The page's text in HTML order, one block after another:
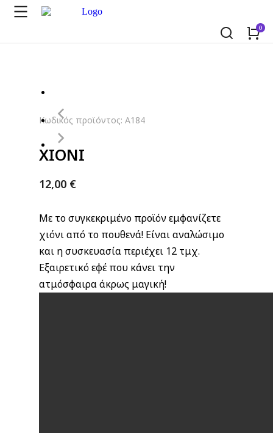
Κωδικός προϊόντος: A184
ΧΙΟΝΙ
12,00 €
Με το συγκεκριμένο προϊόν εμφανίζετε
χιόνι από το πουθενά! Είναι αναλώσιμο
και η συσκευασία περιέχει 12 τμχ.
Εξαιρετικό εφέ που κάνει την
ατμόσφαιρα άκρως μαγική!